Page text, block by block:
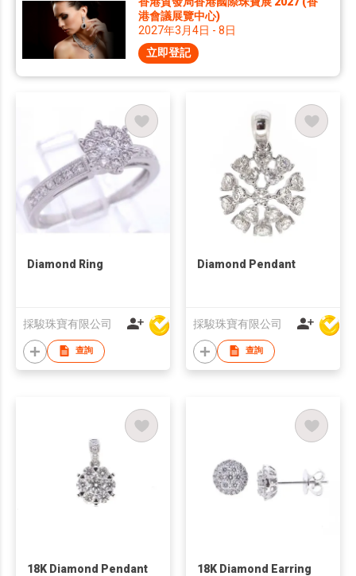
港會議展覽中心)
2027年3月4日 - 8日
立即登記
Diamond Ring
採駿珠寶有限公司
查詢
Diamond Pendant
採駿珠寶有限公司
查詢
18K Diamond Pendant 18K Diamond Earring